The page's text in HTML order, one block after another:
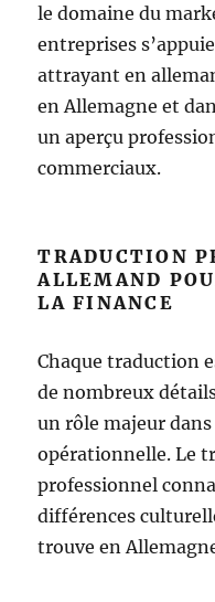
le domaine du
entreprises
attrayant en
en Allemagne et
un aperçu
commerciaux.
TRADUCTION
ALLEMAND
LA FINANCE
Chaque traduction
de nombreux
un rôle majeur
opérationnelle. Le
professionnel
différences
trouve en